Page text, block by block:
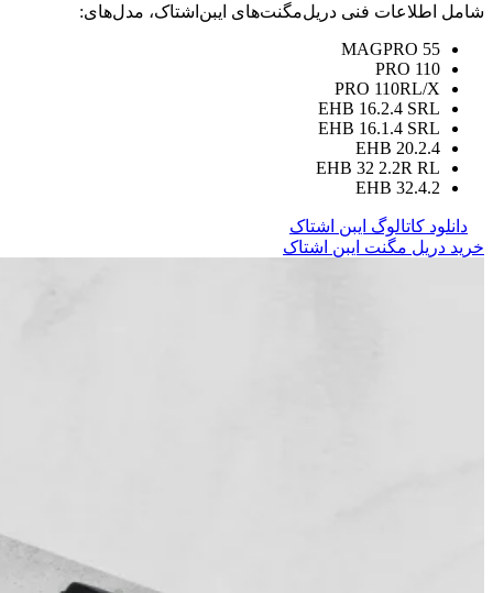
شامل اطلاعات فنی دریل‌مگنت‌های ایبن‌اشتاک، مدل‌های:
MAGPRO 55
PRO 110
PRO 110RL/X
EHB 16.2.4 SRL
EHB 16.1.4 SRL
EHB 20.2.4
EHB 32 2.2R RL
EHB 32.4.2
دانلود کاتالوگ ایبن اشتاک
خرید دریل مگنت ایبن اشتاک